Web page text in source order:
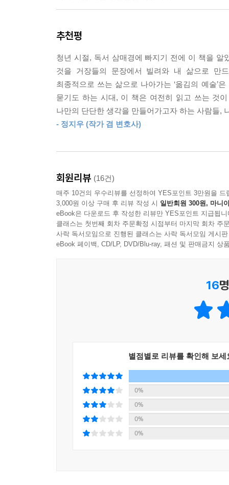
안 나가는 책은 해당사항이 되지 않습니다. 책이
다. 좋은 책이란 꼬리에 꼬리를 물고 ‘왜?’, ‘어떻
역시 “당신에게 가장 필요한 책은 당신으로 하여
료와 씨름하게 될 때 우리는 생각의 지평을 넓힐 수
--- p.147
우리는 탁월한 삶을 살기 위해서 무언가를 자꾸
은 정말로 중요한 부품이나 순간이 될 것입니다.
--- p.192
- ‘왜 공부해야 하는가’ 묻는 아이에게 주는 철학적
어린 시절부터 우리는 공부하라는 이야기를 수도
그래서 ‘왜 공부해야 하는가?’라는 질문에 대한
하는 고역이 아님을 알게 되었고, 공부하기를 통해
또한 인간은 ‘미완성의 존재’인 동시에 ‘개방된
공식을 찾아가는 것”이 공부를 해야 하는 진짜
‘왜 공부해야 하는가?’라는 어려운 질문에 대한
있다. 이미 중고등학교 선생님들이 아이들에
사랑받아온 책이다.
‘책의 소비자’를 뛰어넘어 ‘지식의 생산자’로 나아
- 나에게 없는 것을 빌려오는 ‘유통의 원리’
이야기들을 잘 듣고 보관해서 필요한 때에 전달
내용을 다른 이들에게 능동적으로 옮길 때 비로
접했는데도 내 안에 별 뾰족한 지식 체계가 세워
둘째, 반복하라. 100권의 책을 아무런 생각 없이
매번 새로운 책을 만날 게 아니라 동일한 자료를
이후’의 변화를 가져오는 데 가장 큰 역할을 하는 것
셋째, 축적하라. 우리는 공부할 때 축적하기보
추천평
청년 시절, 독서 삼매경에 빠지기 전에 이 책을 알
것을 거장들의 문장에서 빌려와 내 삶으로 만
최종적으로 쓰는 삶으로 나아가는 ‘옮김의 예술’
묻기도 하는 시대, 이 책은 여전히 읽고 쓰는 것
나만의 단단한 생각을 만들어가고자 하는 사람들,
- 정지우 (작가 겸 변호사)
회원리뷰 (16건)
매주 10건의 우수리뷰를 선정하여 YES포인트 3만원을 드
3,000원 이상 구매 후 리뷰 작성 시 일반회원 300원, 마니
eBook은 다운로드 후 작성한 리뷰만 YES포인트 지급됩니
클래스는 첫번째 회차 주문확정 시점부터 마지막 회차 주
사락 독서모임으로 진행된 클래스는 사락 독서모임 게시
eBook 페이백, CD/LP, DVD/Blu-ray, 패션 및 판매금지 상
16
별점별로 리뷰를 확인해 보세
0%
0%
0%
0%